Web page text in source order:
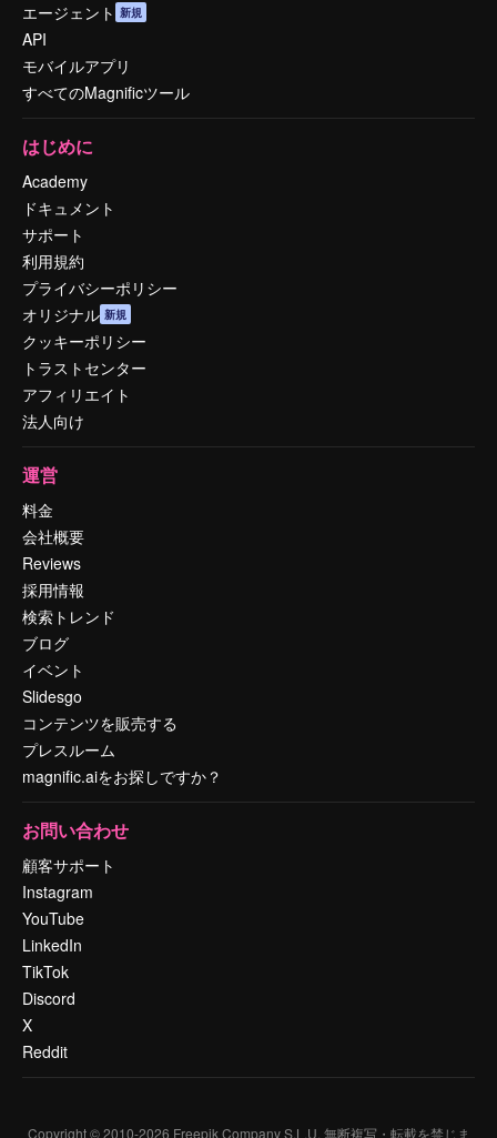
エージェント 新規
API
モバイルアプリ
すべてのMagnificツール
はじめに
Academy
ドキュメント
サポート
利用規約
プライバシーポリシー
オリジナル 新規
クッキーポリシー
トラストセンター
アフィリエイト
法人向け
運営
料金
会社概要
Reviews
採用情報
検索トレンド
ブログ
イベント
Slidesgo
コンテンツを販売する
プレスルーム
magnific.aiをお探しですか？
お問い合わせ
顧客サポート
Instagram
YouTube
LinkedIn
TikTok
Discord
X
Reddit
Copyright © 2010-2026 Freepik Company S.L.U. 無断複写・転載を禁じま